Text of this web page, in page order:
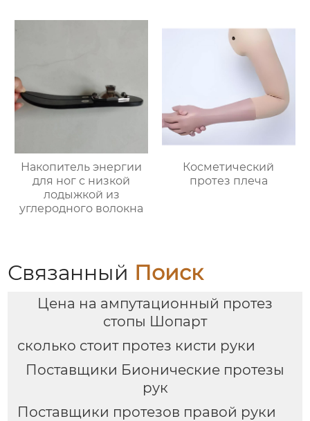
Накопитель энергии
для ног с низкой
лодыжкой из
углеродного волокна
Косметический
протез плеча
Связанный Поиск
Цена на ампутационный протез
стопы Шопарт
сколько стоит протез кисти руки
Поставщики Бионические протезы
рук
Поставщики протезов правой руки